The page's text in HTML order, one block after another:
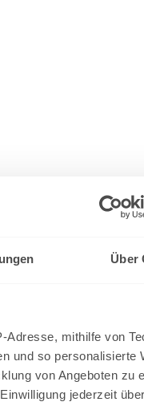
Über
mithilfe von
und so personalisierte
von Angeboten zu
jederzeit